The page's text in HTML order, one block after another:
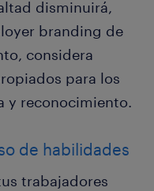
disminuirá,
branding de
considera
para los
y reconocimiento.
de habilidades
trabajadores